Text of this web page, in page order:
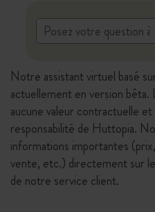
Notre assistant virtuel basé
actuellement en version bêta.
aucune valeur contractuelle
responsabilité de Huttopia.
informations importantes
vente, etc.) directement sur
de notre service client.